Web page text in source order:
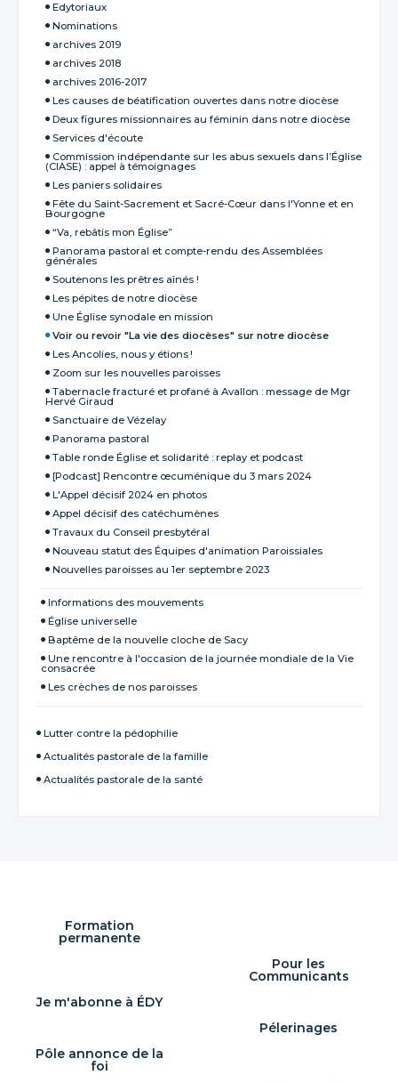
Edytoriaux
Nominations
archives 2019
archives 2018
archives 2016-2017
Les causes de béatification ouvertes dans notre diocèse
Deux figures missionnaires au féminin dans notre diocèse
Services d'écoute
Commission indépendante sur les abus sexuels dans l’Église
(CIASE) : appel à témoignages
Les paniers solidaires
Fête du Saint-Sacrement et Sacré-Cœur dans l'Yonne et en
Bourgogne
“Va, rebâtis mon Église”
Panorama pastoral et compte-rendu des Assemblées
générales
Soutenons les prêtres aînés !
Les pépites de notre diocèse
Une Église synodale en mission
Voir ou revoir "La vie des diocèses" sur notre diocèse
Les Ancolies, nous y étions !
Zoom sur les nouvelles paroisses
Tabernacle fracturé et profané à Avallon : message de Mgr
Hervé Giraud
Sanctuaire de Vézelay
Panorama pastoral
Table ronde Église et solidarité : replay et podcast
[Podcast] Rencontre œcuménique du 3 mars 2024
L'Appel décisif 2024 en photos
Appel décisif des catéchumènes
Travaux du Conseil presbytéral
Nouveau statut des Équipes d'animation Paroissiales
Nouvelles paroisses au 1er septembre 2023
Informations des mouvements
Église universelle
Baptême de la nouvelle cloche de Sacy
Une rencontre à l'occasion de la journée mondiale de la Vie
consacrée
Les crèches de nos paroisses
Lutter contre la pédophilie
Actualités pastorale de la famille
Actualités pastorale de la santé
Formation
permanente
Pour les
Communicants
Je m'abonne à ÉDY
Pélerinages
Pôle annonce de la
foi